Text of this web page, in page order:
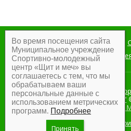
Главная Мероприятия
Документы
Муниципальное учреждение
центр "Щит и меч"
Разработка:Армен
Во время посещения сайта
Муниципальное учреждение
Спортивно-молодежный
центр «Щит и меч» вы
соглашаетесь с тем, что мы
обрабатываем ваши
персональные данные с
использованием метрических
программ. Подробнее